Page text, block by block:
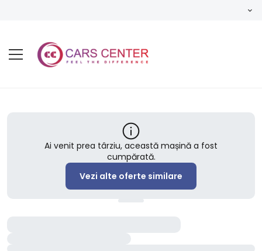
Ai venit prea târziu, această mașină a fost
cumpărată.
Vezi alte oferte similare